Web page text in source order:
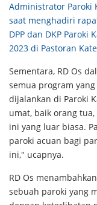
Administrator Paroki
saat menghadiri
DPP dan DKP Paroki
2023 di Pastoran
Sementara, RD Os
semua program
dijalankan di Paroki
umat, baik orang
ini yang luar biasa.
paroki acuan bagi
ini," ucapnya.
RD Os
sebuah paroki yang